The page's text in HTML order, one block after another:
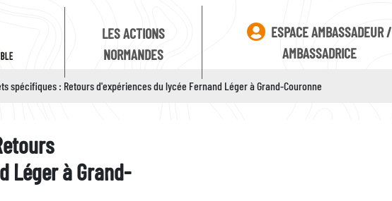
LES ACTIONS
NORMANDES
ESPACE AMBASSADEUR /
AMBASSADRICE
spécifiques : Retours d'expériences du lycée Fernand Léger à Grand-Couronne
Léger à Grand-